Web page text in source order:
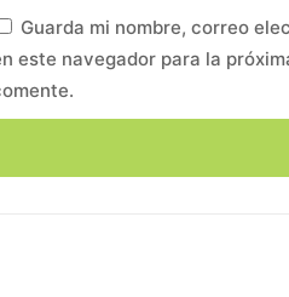
Guarda mi nombre, correo
este navegador para la